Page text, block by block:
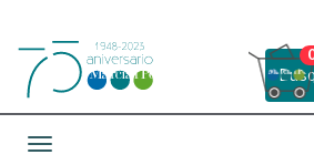
Toggle navigation